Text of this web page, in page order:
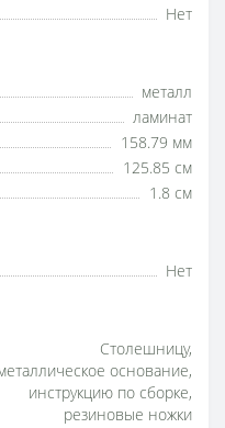
Нет
металл
ламинат
158.79 мм
125.85 см
1.8 см
Нет
Столешницу,
основание,
инструкцию по сборке,
резиновые ножки